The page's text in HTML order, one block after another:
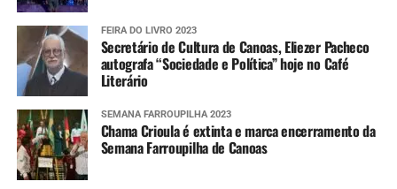
FEIRA DO LIVRO 2023
Secretário de Cultura de Canoas, Eliezer Pacheco
autografa “Sociedade e Política” hoje no Café
Literário
SEMANA FARROUPILHA 2023
Chama Crioula é extinta e marca encerramento da
Semana Farroupilha de Canoas